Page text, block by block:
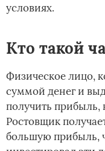
условиях.
Кто такой
Физическое лицо,
суммой денег и
получить
Ростовщик
большую прибыль,